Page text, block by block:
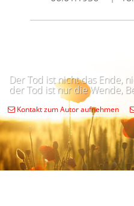
Der Tod ist nicht das Ende,
der Tod ist nur die Wende,
Kontakt zum Autor aufnehmen